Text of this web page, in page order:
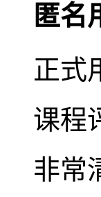
匿名
正式
课程
非常